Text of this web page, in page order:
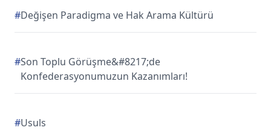
#Değişen Paradigma ve Hak Arama Kültürü
#Son Toplu Görüşme&#8217;de
Konfederasyonumuzun Kazanımları!
#Usuls